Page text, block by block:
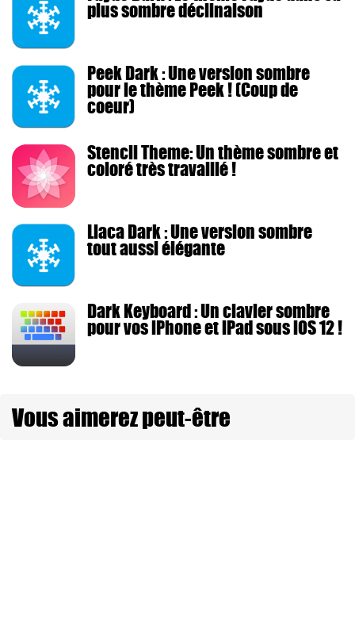
plus sombre déclinaison
Peek Dark : Une version sombre
pour le thème Peek ! (Coup de
coeur)
Stencil Theme: Un thème sombre et
coloré très travaillé !
Liaca Dark : Une version sombre
tout aussi élégante
Dark Keyboard : Un clavier sombre
pour vos iPhone et iPad sous iOS 12 !
Vous aimerez peut-être